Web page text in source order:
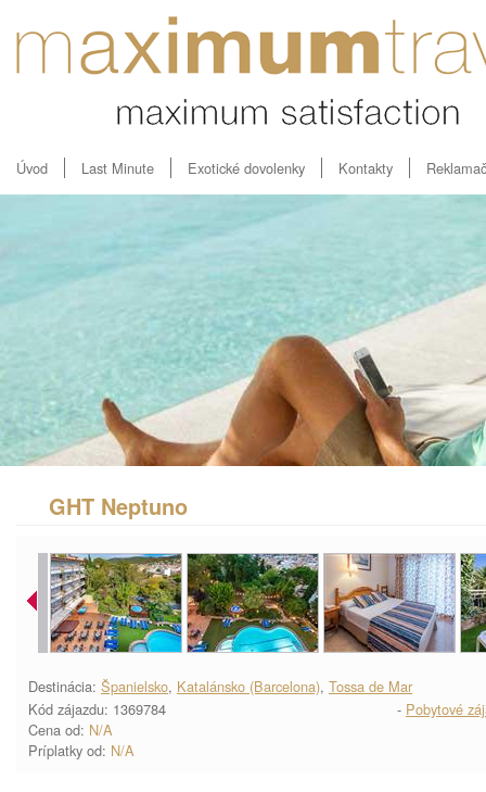
Úvod Last Minute Exotické dovolenky Kontakty
GHT Neptuno
Destinácia: Španielsko, Katalánsko (Barcelona), Tossa de Mar
Kód zájazdu: 1369784
Cena od: N/A
Príplatky od: N/A
- Pobytové